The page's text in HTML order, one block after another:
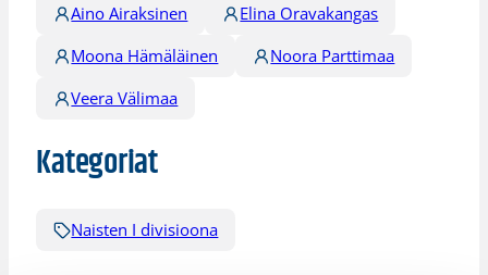
Aino Airaksinen
Elina Oravakangas
Moona Hämäläinen
Noora Parttimaa
Veera Välimaa
Kategoriat
Naisten I divisioona